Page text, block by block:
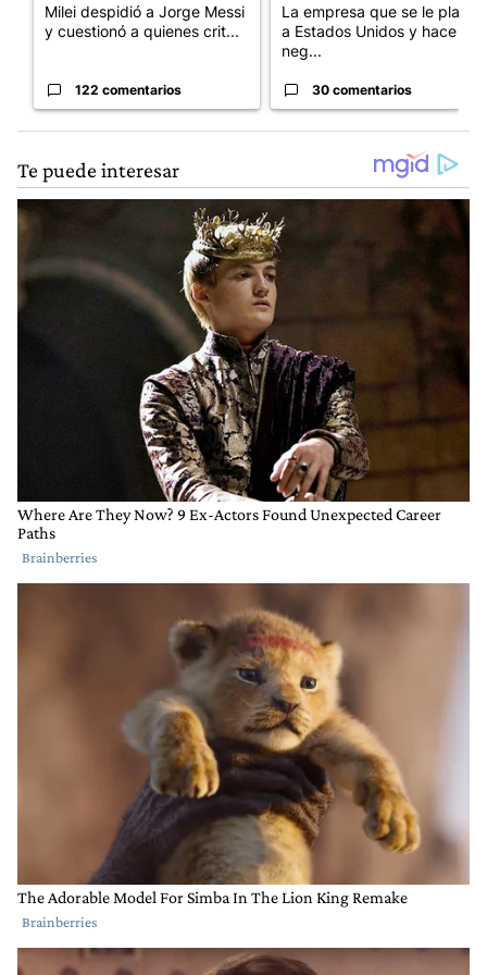
Milei despidió a Jorge Messi
y cuestionó a quienes crit...
122 comentarios
La empresa que se le plantó
a Estados Unidos y hace
neg...
30 comentarios